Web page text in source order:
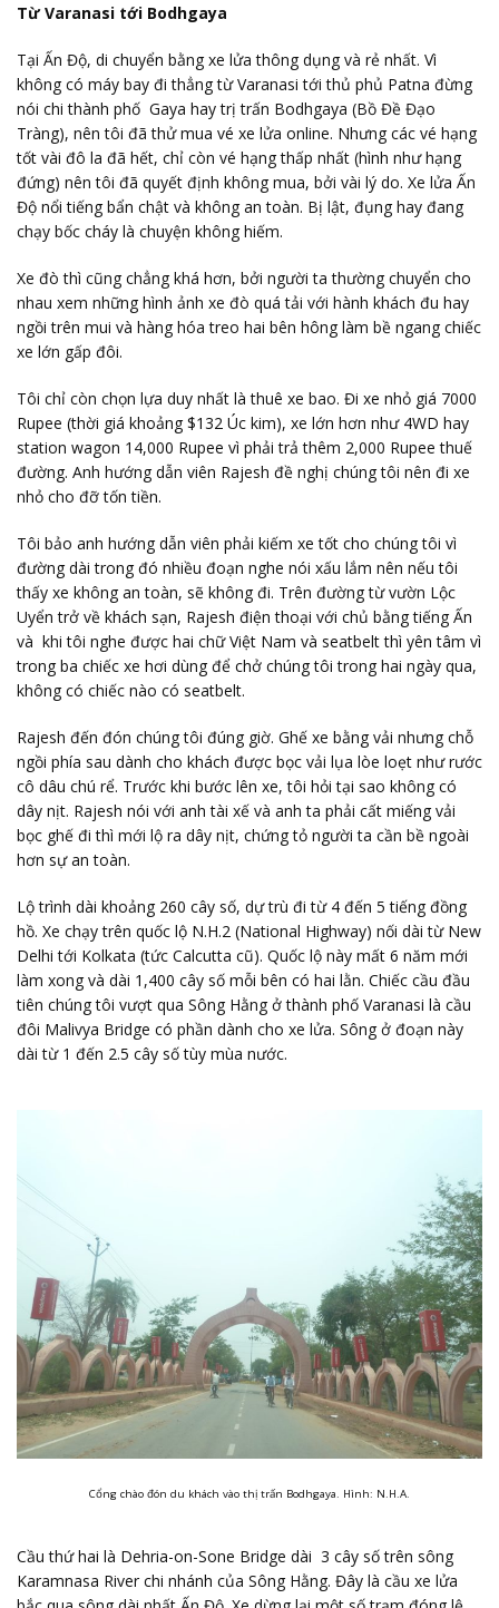
Từ Varanasi tới Bodhgaya
Tại Ấn Độ, di chuyển bằng xe lửa thông dụng và rẻ nhất. Vì
không có máy bay đi thẳng từ Varanasi tới thủ phủ Patna đừng
nói chi thành phố Gaya hay trị trấn Bodhgaya (Bồ Đề Đạo
Tràng), nên tôi đã thử mua vé xe lửa online. Nhưng các vé hạng
tốt vài đô la đã hết, chỉ còn vé hạng thấp nhất (hình như hạng
đứng) nên tôi đã quyết định không mua, bởi vài lý do. Xe lửa Ấn
Độ nổi tiếng bẩn chật và không an toàn. Bị lật, đụng hay đang
chạy bốc cháy là chuyện không hiếm.
Xe đò thì cũng chẳng khá hơn, bởi người ta thường chuyển cho
nhau xem những hình ảnh xe đò quá tải với hành khách đu hay
ngồi trên mui và hàng hóa treo hai bên hông làm bề ngang chiếc
xe lớn gấp đôi.
Tôi chỉ còn chọn lựa duy nhất là thuê xe bao. Đi xe nhỏ giá 7000
Rupee (thời giá khoảng $132 Úc kim), xe lớn hơn như 4WD hay
station wagon 14,000 Rupee vì phải trả thêm 2,000 Rupee thuế
đường. Anh hướng dẫn viên Rajesh đề nghị chúng tôi nên đi xe
nhỏ cho đỡ tốn tiền.
Tôi bảo anh hướng dẫn viên phải kiếm xe tốt cho chúng tôi vì
đường dài trong đó nhiều đoạn nghe nói xấu lắm nên nếu tôi
thấy xe không an toàn, sẽ không đi. Trên đường từ vườn Lộc
Uyển trở về khách sạn, Rajesh điện thoại với chủ bằng tiếng Ấn
và khi tôi nghe được hai chữ Việt Nam và seatbelt thì yên tâm vì
trong ba chiếc xe hơi dùng để chở chúng tôi trong hai ngày qua,
không có chiếc nào có seatbelt.
Rajesh đến đón chúng tôi đúng giờ. Ghế xe bằng vải nhưng chỗ
ngồi phía sau dành cho khách được bọc vải lụa lòe loẹt như rước
cô dâu chú rể. Trước khi bước lên xe, tôi hỏi tại sao không có
dây nịt. Rajesh nói với anh tài xế và anh ta phải cất miếng vải
bọc ghế đi thì mới lộ ra dây nịt, chứng tỏ người ta cần bề ngoài
hơn sự an toàn.
Lộ trình dài khoảng 260 cây số, dự trù đi từ 4 đến 5 tiếng đồng
hồ. Xe chạy trên quốc lộ N.H.2 (National Highway) nối dài từ New
Delhi tới Kolkata (tức Calcutta cũ). Quốc lộ này mất 6 năm mới
làm xong và dài 1,400 cây số mỗi bên có hai lằn. Chiếc cầu đầu
tiên chúng tôi vượt qua Sông Hằng ở thành phố Varanasi là cầu
đôi Malivya Bridge có phần dành cho xe lửa. Sông ở đoạn này
dài từ 1 đến 2.5 cây số tùy mùa nước.
Cổng chào đón du khách vào thị trấn Bodhgaya. Hình: N.H.A.
Cầu thứ hai là Dehria-on-Sone Bridge dài 3 cây số trên sông
Karamnasa River chi nhánh của Sông Hằng. Đây là cầu xe lửa